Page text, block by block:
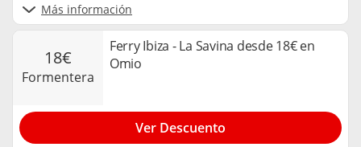
Más información
18€
formentera
Ferry Ibiza - La Savina desde 18€ en
Omio
Ver Descuento